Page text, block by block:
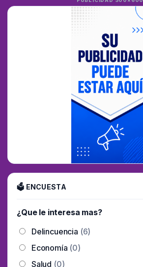
🗳 ENCUESTA
¿Que le interesa mas?
Delincuencia (6)
Economía (0)
Salud (0)